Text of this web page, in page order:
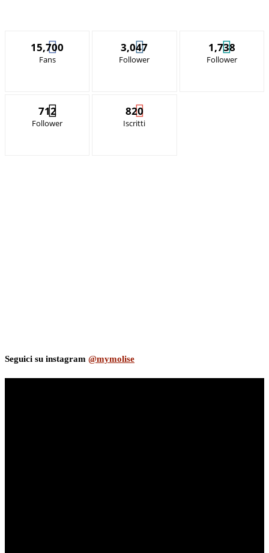
15,700
Fans
3,047
Follower
1,738
Follower
712
Follower
820
Iscritti
Seguici su instagram @mymolise